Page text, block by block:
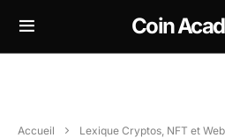
Coin
Accueil Lexique Cryptos, NFT et